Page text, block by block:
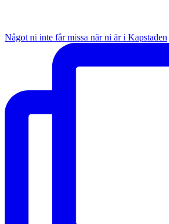
Något ni inte får missa när ni är i Kapstaden